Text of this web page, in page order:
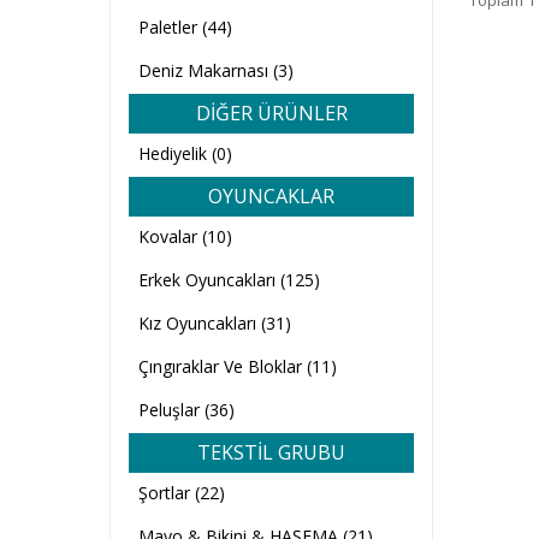
Paletler (44)
Deniz Makarnası (3)
DİĞER ÜRÜNLER
Hediyelik (0)
OYUNCAKLAR
Kovalar (10)
Erkek Oyuncakları (125)
Kız Oyuncakları (31)
Çıngıraklar Ve Bloklar (11)
Peluşlar (36)
TEKSTİL GRUBU
Şortlar (22)